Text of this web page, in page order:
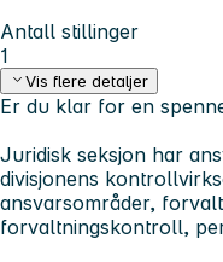
Antall stillinger
1
Vis flere detaljer
Er du klar for en
Juridisk seksjon har
divisjonens
ansvarsområder,
forvaltningskontroll,